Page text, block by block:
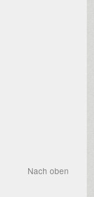
Nach oben